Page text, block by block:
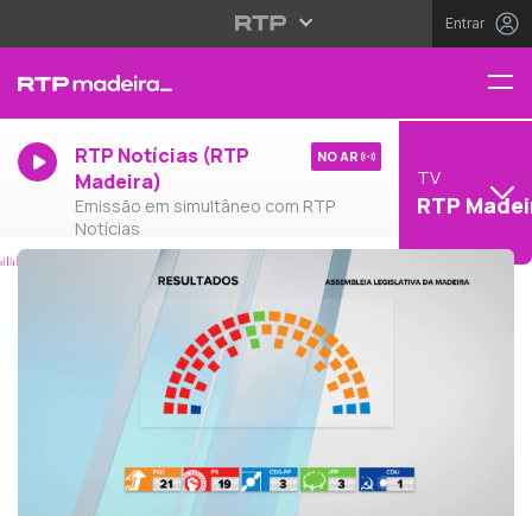
Entrar
RTP Notícias (RTP
Madeira)
Emissão em simultâneo com RTP
Notícias
NO AR
TV
RTP